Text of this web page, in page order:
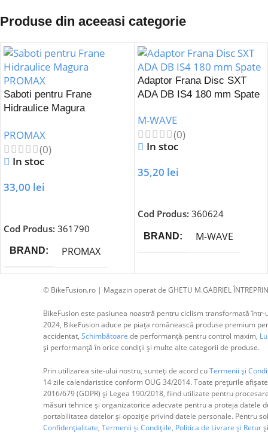
Produse din aceeasi categorie
Saboti pentru Frane
Hidraulice Magura
PROMAX
(0)
In stoc
33,00 lei
Cod Produs: 361790
BRAND PROMAX
Adaptor Frana Disc SXT
ADA DB IS4 180 mm Spate
M-WAVE
(0)
In stoc
35,20 lei
Cod Produs: 360624
BRAND M-WAVE
© BikeFusion.ro | Magazin operat de GHETU M.GABRIEL
BikeFusion este pasiunea noastră pentru ciclism transformată
2024, BikeFusion aduce pe piața românească produse premium
accidentat, Schimbătoare de performanță pentru control maxim,
și performanță în orice condiții și multe alte categorii de produse.
Prin utilizarea site-ului nostru, sunteți de acord cuTermenii și
14 zile calendaristice conform OUG 34/2014. Toate prețurile
2016/679 (GDPR) și Legea 190/2018, fiind utilizate pentru
măsuri tehnice și organizatorice adecvate pentru a proteja datele
portabilitatea datelor și opoziție privind datele personale. Pentru
Confidențialitate, Termenii și Condițiile, Politica de Livrare și Returși